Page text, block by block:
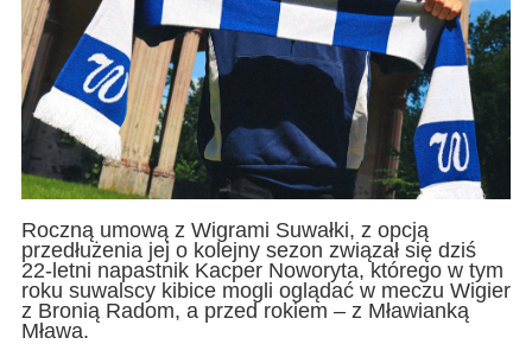
Roczną umową z Wigrami Suwałki, z opcją
przedłużenia jej o kolejny sezon związał się dziś
22-letni napastnik Kacper Noworyta, którego w tym
roku suwalscy kibice mogli oglądać w meczu Wigier
z Bronią Radom, a przed rokiem – z Mławianką
Mława.